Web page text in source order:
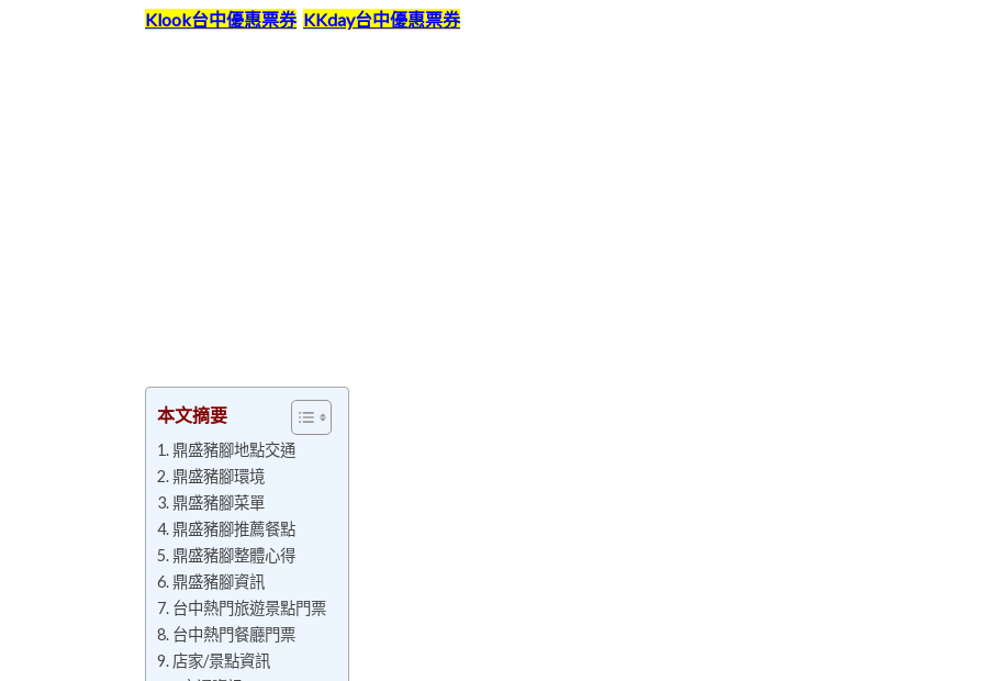
Klook台中優惠票券 KKday台中優惠票券
本文摘要
鼎盛豬腳地點交通
鼎盛豬腳環境
鼎盛豬腳菜單
鼎盛豬腳推薦餐點
鼎盛豬腳整體心得
鼎盛豬腳資訊
台中熱門旅遊景點門票
台中熱門餐廳門票
店家/景點資訊